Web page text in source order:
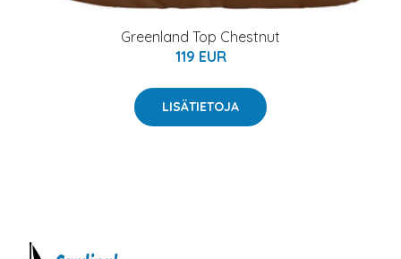
Greenland Top Chestnut
119 EUR
LISÄTIETOJA